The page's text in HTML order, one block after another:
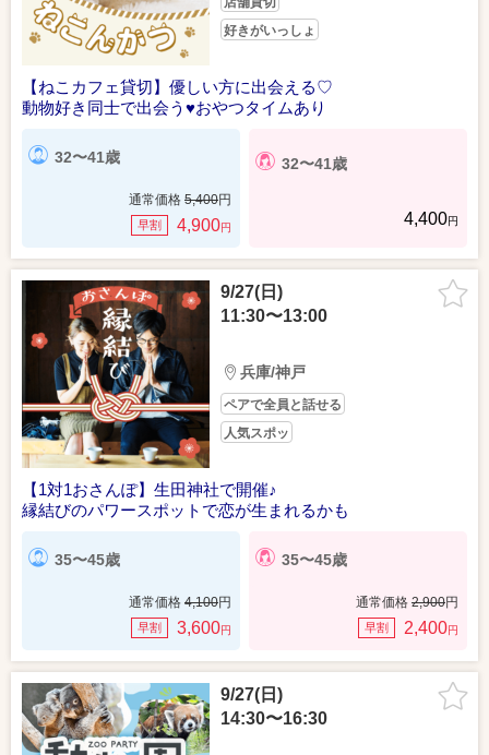
好きがいっしょ
【ねこカフェ貸切】優しい方に出会える♡
動物好き同士で出会う♥おやつタイムあり
32〜41歳
通常価格 5,400円
早割 4,900円
32〜41歳
4,400円
9/27(日)
11:30〜13:00
兵庫/神戸
ペアで全員と話せる
人気スポッ
【1対1おさんぽ】生田神社で開催♪
縁結びのパワースポットで恋が生まれるかも
35〜45歳
通常価格 4,100円
早割 3,600円
35〜45歳
通常価格 2,900円
早割 2,400円
9/27(日)
14:30〜16:30